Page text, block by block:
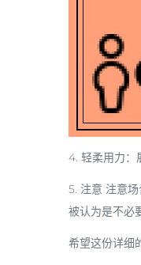
4. 轻柔用力：
5. 注意 注意
被认为是不必
希望这份详细